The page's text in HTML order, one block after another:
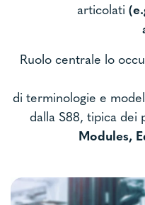
articolati
Ruolo centrale lo
di terminologie e
dalla S88, tipica dei
Modules,